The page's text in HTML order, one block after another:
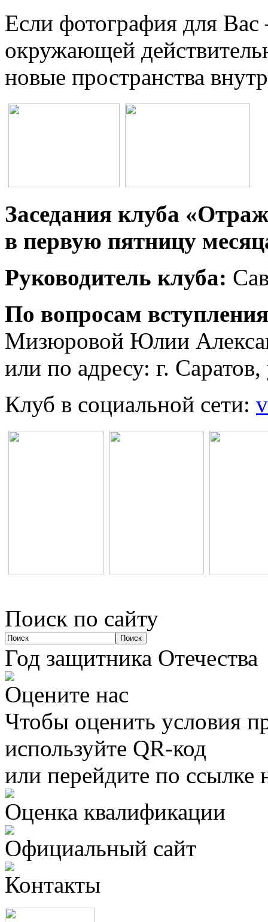
Если фотография для Вас
окружающей
новые пространства
Заседания клуба
в первую пятницу
Руководитель клуба:
По вопросам
Мизюровой Юлии
или по адресу: г.
Клуб в социальной сети:
Поиск по сайту
Год защитника Отечества
Оцените нас
Чтобы оценить условия
используйте QR-код
или перейдите по ссылке
Оценка квалификации
Официальный сайт
Контакты